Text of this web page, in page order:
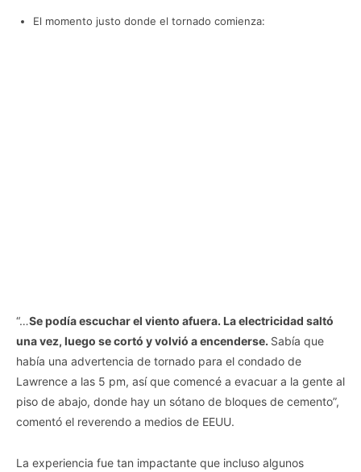
El momento justo donde el tornado comienza:
“…Se podía escuchar el viento afuera. La electricidad saltó
una vez, luego se cortó y volvió a encenderse. Sabía que
había una advertencia de tornado para el condado de
Lawrence a las 5 pm, así que comencé a evacuar a la gente al
piso de abajo, donde hay un sótano de bloques de cemento”,
comentó el reverendo a medios de EEUU.
La experiencia fue tan impactante que incluso algunos